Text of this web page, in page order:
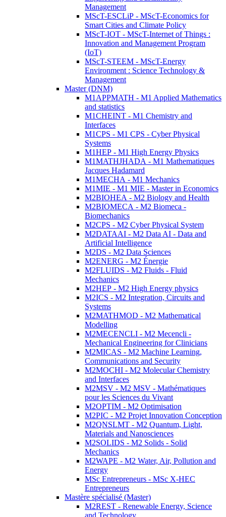
Management
MScT-ESCLiP - MScT-Economics for
Smart Cities and Climate Policy
MScT-IOT - MScT-Internet of Things :
Innovation and Management Program
(IoT)
MScT-STEEM - MScT-Energy
Environment : Science Technology &
Management
Master (DNM)
M1APPMATH - M1 Applied Mathematics
and statistics
M1CHEINT - M1 Chemistry and
Interfaces
M1CPS - M1 CPS - Cyber Physical
Systems
M1HEP - M1 High Energy Physics
M1MATHJHADA - M1 Mathematiques
Jacques Hadamard
M1MECHA - M1 Mechanics
M1MIE - M1 MIE - Master in Economics
M2BIOHEA - M2 Biology and Health
M2BIOMECA - M2 Biomeca -
Biomechanics
M2CPS - M2 Cyber Physical System
M2DATAAI - M2 Data AI - Data and
Artificial Intelligence
M2DS - M2 Data Sciences
M2ENERG - M2 Énergie
M2FLUIDS - M2 Fluids - Fluid
Mechanics
M2HEP - M2 High Energy physics
M2ICS - M2 Integration, Circuits and
Systems
M2MATHMOD - M2 Mathematical
Modelling
M2MECENCLI - M2 Mecencli -
Mechanical Engineering for Clinicians
M2MICAS - M2 Machine Learning,
Communications and Security
M2MOCHI - M2 Molecular Chemistry
and Interfaces
M2MSV - M2 MSV - Mathématiques
pour les Sciences du Vivant
M2OPTIM - M2 Optimisation
M2PIC - M2 Projet Innovation Conception
M2QNSLMT - M2 Quantum, Light,
Materials and Nanosciences
M2SOLIDS - M2 Solids - Solid
Mechanics
M2WAPE - M2 Water, Air, Pollution and
Energy
MSc Entrepreneurs - MSc X-HEC
Entrepreneurs
Mastère spécialisé (Master)
M2REST - Renewable Energy, Science
and Technology